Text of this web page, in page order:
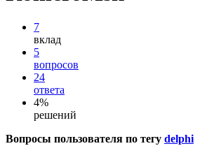
7
вклад
5
вопросов
24
ответа
4%
решений
Вопросы пользователя по тегу delphi